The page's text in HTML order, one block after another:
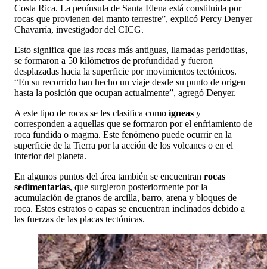
Costa Rica. La península de Santa Elena está constituida por
rocas que provienen del manto terrestre”, explicó Percy Denyer
Chavarría, investigador del CICG.
Esto significa que las rocas más antiguas, llamadas peridotitas,
se formaron a 50 kilómetros de profundidad y fueron
desplazadas hacia la superficie por movimientos tectónicos.
“En su recorrido han hecho un viaje desde su punto de origen
hasta la posición que ocupan actualmente”, agregó Denyer.
A este tipo de rocas se les clasifica como ígneas y
corresponden a aquellas que se formaron por el enfriamiento de
roca fundida o magma. Este fenómeno puede ocurrir en la
superficie de la Tierra por la acción de los volcanes o en el
interior del planeta.
En algunos puntos del área también se encuentran rocas
sedimentarias, que surgieron posteriormente por la
acumulación de granos de arcilla, barro, arena y bloques de
roca. Estos estratos o capas se encuentran inclinados debido a
las fuerzas de las placas tectónicas.